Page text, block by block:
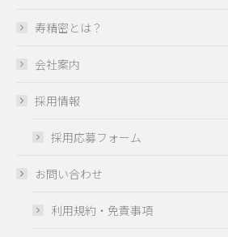
寿精密とは？
会社案内
採用情報
採用応募フォーム
お問い合わせ
利用規約・免責事項